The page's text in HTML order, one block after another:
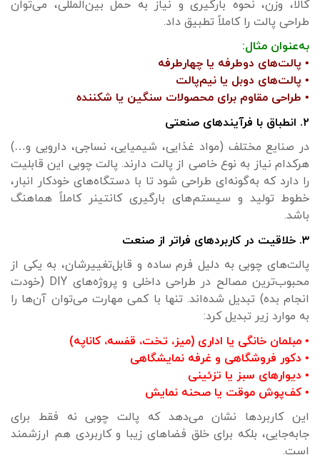
کالا، وزن، نحوه بارگیری و نیاز به حمل بین‌المللی، می‌توان
طراحی پالت را کاملاً تطبیق داد.
به‌عنوان مثال:
• پالت‌های دوطرفه یا چهارطرفه
• پالت‌های دوبل یا نیم‌پالت
• طراحی مقاوم برای محصولات سنگین یا شکننده
۲. انطباق با فرآیندهای صنعتی
در صنایع مختلف (مواد غذایی، شیمیایی، نساجی، دارویی و…)
هرکدام نیاز به نوع خاصی از پالت دارند. پالت چوبی این قابلیت
را دارد که به‌گونه‌ای طراحی شود تا با دستگاه‌های خودکار انبار،
خطوط تولید و سیستم‌های بارگیری کانتینر کاملاً هماهنگ
باشد.
۳. خلاقیت در کاربردهای فراتر از صنعت
پالت‌های چوبی به دلیل فرم ساده و قابل‌تغییرشان، به یکی از
محبوب‌ترین مصالح در طراحی داخلی و پروژه‌های DIY (خودت
انجام بده) تبدیل شده‌اند. تنها با کمی مهارت می‌توان آن‌ها را
به موارد زیر تبدیل کرد:
• مبلمان خانگی یا اداری (میز، تخت، قفسه، کاناپه)
• دکور فروشگاهی و غرفه نمایشگاهی
• دیوارهای سبز یا تزئینی
• کف‌پوش موقت یا صحنه نمایش
این کاربردها نشان می‌دهد که پالت چوبی نه‌ فقط برای
جابه‌جایی، بلکه برای خلق فضاهای زیبا و کاربردی هم ارزشمند
است.